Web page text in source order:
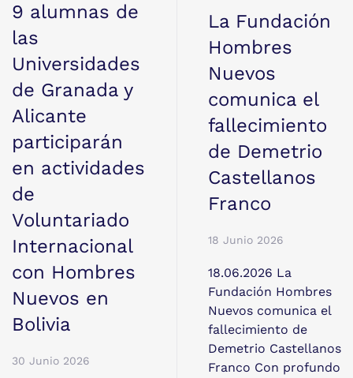
9 alumnas de
las
Universidades
de Granada y
Alicante
participarán
en actividades
de
Voluntariado
Internacional
con Hombres
Nuevos en
Bolivia
30 Junio 2026
La Fundación
Hombres
Nuevos
comunica el
fallecimiento
de Demetrio
Castellanos
Franco
18 Junio 2026
18.06.2026 La
Fundación Hombres
Nuevos comunica el
fallecimiento de
Demetrio Castellanos
Franco Con profundo